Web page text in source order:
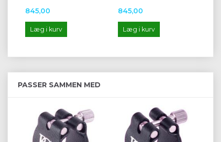
845,00
Læg i kurv
845,00
Læg i kurv
PASSER SAMMEN MED